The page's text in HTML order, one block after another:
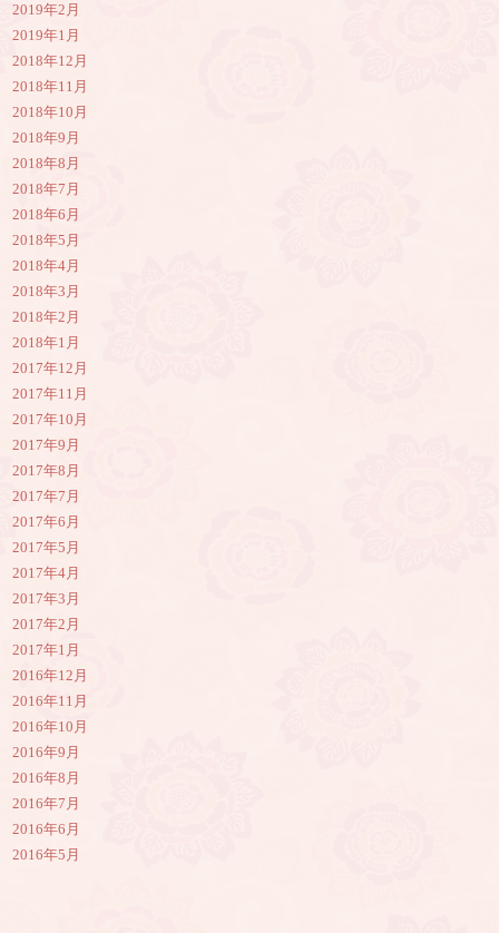
2019年2月
2019年1月
2018年12月
2018年11月
2018年10月
2018年9月
2018年8月
2018年7月
2018年6月
2018年5月
2018年4月
2018年3月
2018年2月
2018年1月
2017年12月
2017年11月
2017年10月
2017年9月
2017年8月
2017年7月
2017年6月
2017年5月
2017年4月
2017年3月
2017年2月
2017年1月
2016年12月
2016年11月
2016年10月
2016年9月
2016年8月
2016年7月
2016年6月
2016年5月